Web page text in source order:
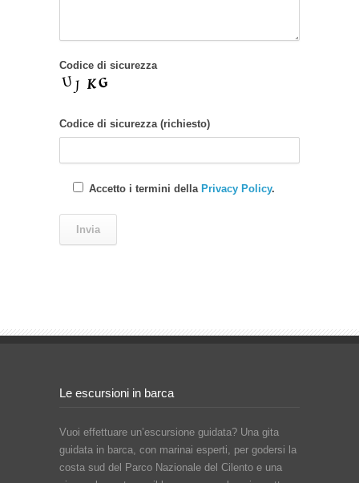
Codice di sicurezza
Codice di sicurezza (richiesto)
Accetto i termini della Privacy Policy.
Le escursioni in barca
Vuoi effettuare un’escursione guidata? Una gita
guidata in barca, con marinai esperti, per godersi la
costa sud del Parco Nazionale del Cilento e una